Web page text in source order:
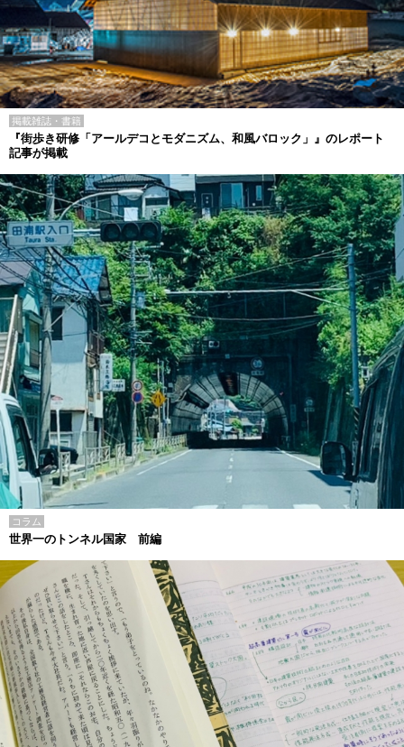
掲載雑誌・書籍
『街歩き研修「アールデコとモダニズム、和風バロック」』のレポート
記事が掲載
コラム
世界一のトンネル国家 前編